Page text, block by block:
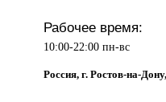
Рабочее время:
10:00-22:00 пн-вс
Россия, г. Ростов-на-